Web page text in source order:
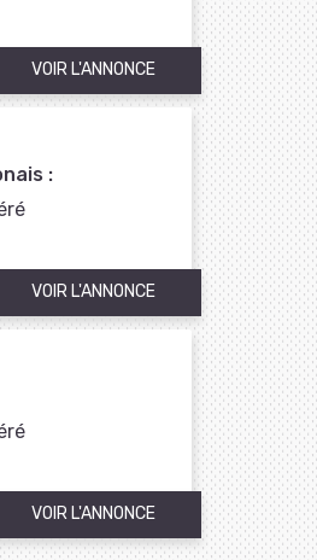
VOIR L'ANNONCE
:
VOIR L'ANNONCE
VOIR L'ANNONCE